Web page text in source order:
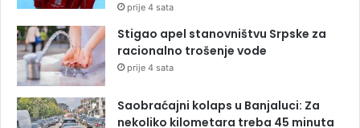
prije 4 sata
Stigao apel stanovništvu Srpske za
racionalno trošenje vode
prije 4 sata
Saobraćajni kolaps u Banjaluci: Za
nekoliko kilometara treba 45 minuta